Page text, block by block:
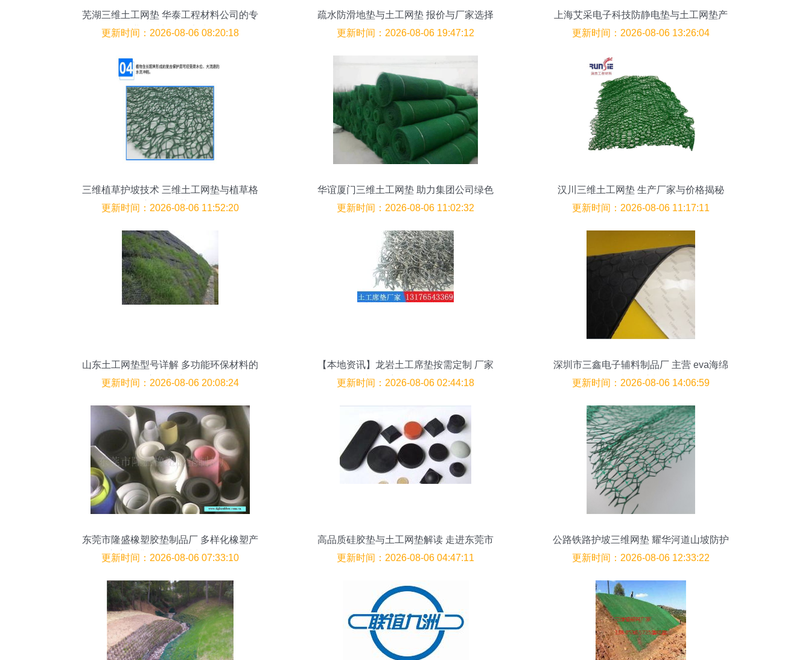
芜湖三维土工网垫 华泰工程材料公司的专
业品质与工程实践
更新时间：2026-08-06 08:20:18
疏水防滑地垫与土工网垫 报价与厂家选择
全面指南
更新时间：2026-08-06 19:47:12
上海艾采电子科技防静电垫与土工网垫产
品概览
更新时间：2026-08-06 13:26:04
三维植草护坡技术 三维土工网垫与植草格
的应用与优势解析
更新时间：2026-08-06 11:52:20
华谊厦门三维土工网垫 助力集团公司绿色
工程创新
更新时间：2026-08-06 11:02:32
汉川三维土工网垫 生产厂家与价格揭秘
更新时间：2026-08-06 11:17:11
山东土工网垫型号详解 多功能环保材料的
应用与选择
更新时间：2026-08-06 20:08:24
【本地资讯】龙岩土工席垫按需定制 厂家
直销欢迎您洽谈合作
更新时间：2026-08-06 02:44:18
深圳市三鑫电子辅料制品厂 主营 eva海绵
垫 橡胶垫
更新时间：2026-08-06 14:06:59
东莞市隆盛橡塑胶垫制品厂 多样化橡塑产
品方案，满足精密工业与基建需求
更新时间：2026-08-06 07:33:10
高品质硅胶垫与土工网垫解读 走进东莞市
桥头创域电子包装材料制品厂
更新时间：2026-08-06 04:47:11
公路铁路护坡三维网垫 耀华河道山坡防护
土工网垫价格与厂家分析
更新时间：2026-08-06 12:33:22